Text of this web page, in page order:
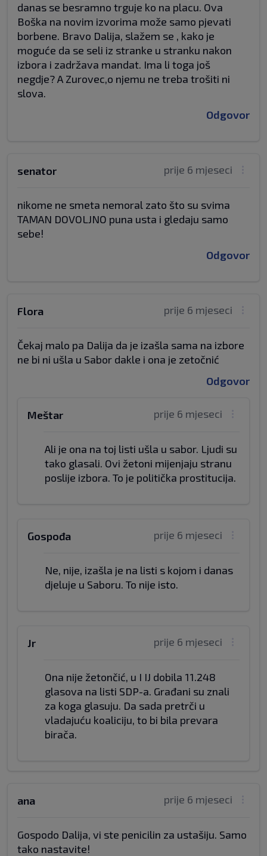
danas se besramno trguje ko na placu. Ova
Boška na novim izvorima može samo pjevati
borbene. Bravo Dalija, slažem se , kako je
moguće da se seli iz stranke u stranku nakon
izbora i zadržava mandat. Ima li toga još
negdje? A Zurovec,o njemu ne treba trošiti ni
slova.
Odgovor
prije 6 mjeseci
senator
nikome ne smeta nemoral zato što su svima
TAMAN DOVOLJNO puna usta i gledaju samo
sebe!
Odgovor
prije 6 mjeseci
Flora
Čekaj malo pa Dalija da je izašla sama na izbore
ne bi ni ušla u Sabor dakle i ona je zetočnić
Odgovor
prije 6 mjeseci
Meštar
Ali je ona na toj listi ušla u sabor. Ljudi su
tako glasali. Ovi žetoni mijenjaju stranu
poslije izbora. To je politička prostitucija.
prije 6 mjeseci
Gospođa
Ne, nije, izašla je na listi s kojom i danas
djeluje u Saboru. To nije isto.
prije 6 mjeseci
Jr
Ona nije žetončić, u I IJ dobila 11.248
glasova na listi SDP-a. Građani su znali
za koga glasuju. Da sada pretrči u
vladajuću koaliciju, to bi bila prevara
birača.
prije 6 mjeseci
ana
Gospodo Dalija, vi ste penicilin za ustašiju. Samo
tako nastavite!